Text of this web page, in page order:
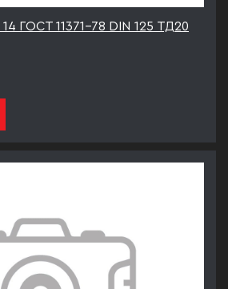
ГОСТ 11371-78 DIN 125 ТД20